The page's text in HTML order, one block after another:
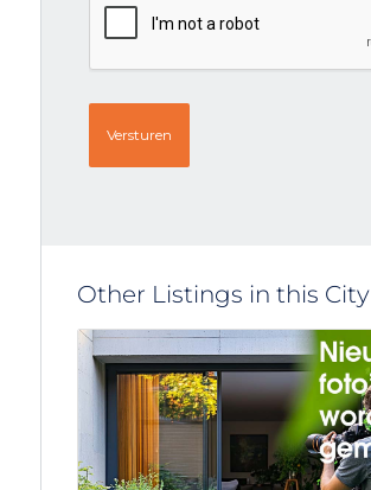
Other Listings in this City